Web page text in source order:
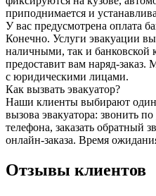
приподнимается и
У вас предусмотрена оплата
Конечно. Услуги эвакуации
наличными, так и банковской
предоставит вам наряд-
с юридическими лицами.
Как вызвать эвакуатор?
Наши клиенты выбирают один
вызова эвакуатора: звонить
телефона, заказать обратный
онлайн-заказа. Время
Отзывы клиентов